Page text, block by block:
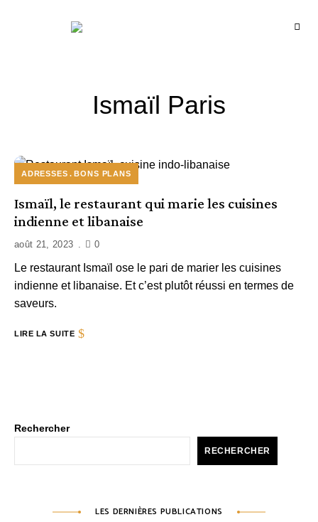
Ismaïl Paris
ADRESSES BONS PLANS
Ismaïl, le restaurant qui marie les cuisines
indienne et libanaise
août 21, 2023 0
Le restaurant Ismaïl ose le pari de marier les cuisines
indienne et libanaise. Et c’est plutôt réussi en termes de
saveurs.
LIRE LA SUITE
Rechercher
RECHERCHER
LES DERNIÈRES PUBLICATIONS